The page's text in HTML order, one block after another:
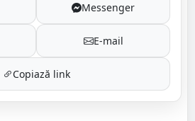
Messenger
E-mail
Copiază link